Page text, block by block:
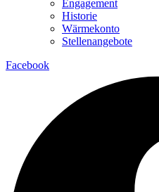
Engagement
Historie
Wärmekonto
Stellenangebote
Facebook